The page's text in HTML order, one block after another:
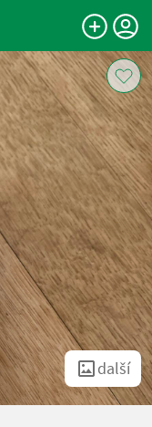
další